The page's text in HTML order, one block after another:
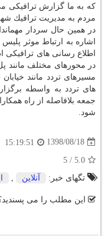
كه به ما گزارش ترافیكی
مردم به مدیریت ترافیك
در همین حال سردار
اشاره به ارتباط موثر
اطلاع رسانی های
در محورهای مختلف مانند
مسیرهای تردد مانند
های تردد به واسطه
جمعه بلافاصله از راه
شود.
1398/08/18
15:19:51
5.0
/
5
تگهای خبر:
آنلاین
این مطلب را می